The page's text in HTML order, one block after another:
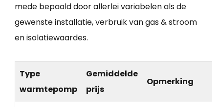
mede bepaald door allerlei variabelen als de
gewenste installatie, verbruik van gas & stroom
en isolatiewaardes.
Type
warmtepomp
Gemiddelde
prijs
Opmerking